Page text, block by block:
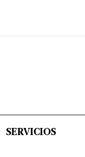
SERVICIOS